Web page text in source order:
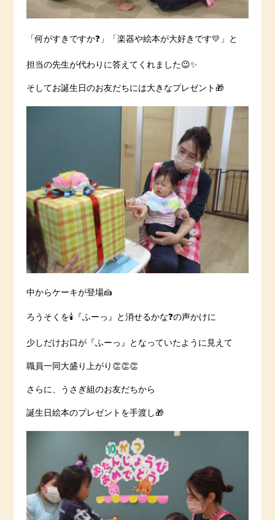
「何がすきですか❓」「楽器や絵本が大好きです💛」と
担当の先生が代わりに答えてくれました😉✨
そしてお誕生日のお友だちには大きなプレゼント🎁
中からケーキが登場🍰
ろうそくを🕯『ふーっ』と消せるかな❓の声かけに
少しだけお口が『ふーっ』となっていたように見えて
職員一同大盛り上がり👏👏👏
さらに、うさぎ組のお友だちから
誕生日絵本のプレゼントを手渡し🎁